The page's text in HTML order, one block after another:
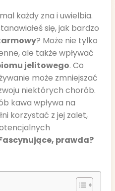
każdy zna i uwielbia.
się, jak bardzo
? Może nie tylko
ale także wpływać
jelitowego. Co
może zmniejszać
niektórych chorób.
kawa wpływa na
korzystać z jej zalet,
prawda?